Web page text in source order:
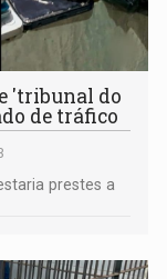
'tribunal do
de tráfico
prestes a